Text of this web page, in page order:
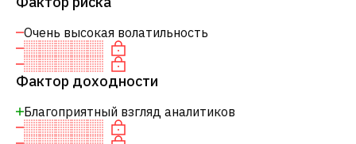
Очень высокая волатильность
Фактор доходности
Благоприятный взгляд аналитиков